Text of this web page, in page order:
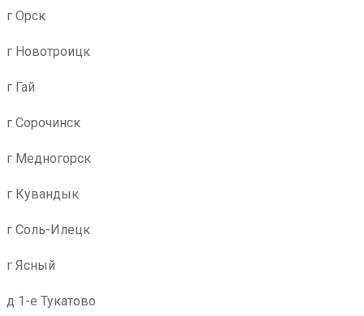
г Орск
г Новотроицк
г Гай
г Сорочинск
г Медногорск
г Кувандык
г Соль-Илецк
г Ясный
д 1-е Тукатово